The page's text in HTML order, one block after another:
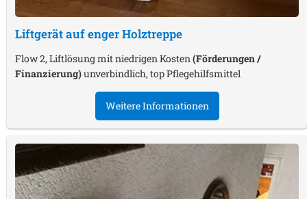
Liftgerät auf enger Holztreppe
Flow 2, Liftlösung mit niedrigen Kosten (Förderungen /
Finanzierung)unverbindlich, top Pflegehilfsmittel
Weitere Informationen